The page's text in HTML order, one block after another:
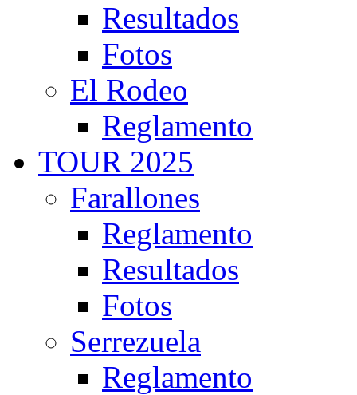
Resultados
Fotos
El Rodeo
Reglamento
TOUR 2025
Farallones
Reglamento
Resultados
Fotos
Serrezuela
Reglamento